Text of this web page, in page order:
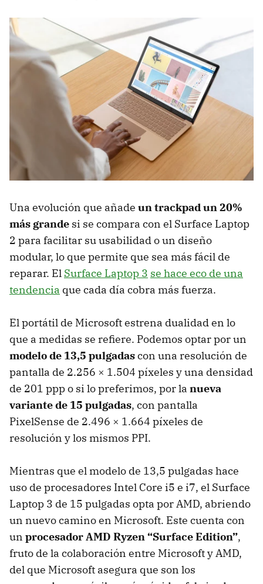
Una evolución que añade un trackpad un 20%
más grande si se compara con el Surface Laptop
2 para facilitar su usabilidad o un diseño
modular, lo que permite que sea más fácil de
reparar. El Surface Laptop 3 se hace eco de una
tendencia que cada día cobra más fuerza.
El portátil de Microsoft estrena dualidad en lo
que a medidas se refiere. Podemos optar por un
modelo de 13,5 pulgadascon una resolución de
pantalla de 2.256 × 1.504 píxeles y una densidad
de 201 ppp o si lo preferimos, por la nueva
variante de 15 pulgadas, con pantalla
PixelSense de 2.496 × 1.664 píxeles de
resolución y los mismos PPI.
Mientras que el modelo de 13,5 pulgadas hace
uso de procesadores Intel Core i5 e i7, el Surface
Laptop 3 de 15 pulgadas opta por AMD, abriendo
un nuevo camino en Microsoft. Este cuenta con
un procesador AMD Ryzen “Surface Edition”,
fruto de la colaboración entre Microsoft y AMD,
del que Microsoft asegura que son los